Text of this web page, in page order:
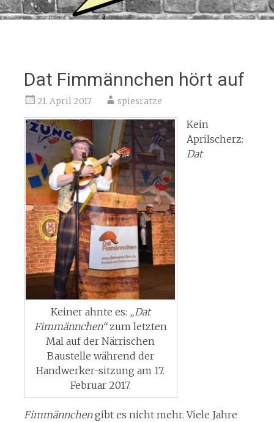
Dat Fimmännchen hört auf
21. April 2017 spiesratze
Keiner ahnte es: „Dat
Fimmännchen“zum letzten
Mal auf der Närrischen
Baustelle während der
Handwerker-sitzung am 17.
Februar 2017.
Kein
Aprilscherz:
Dat
Fimmännchengibt es nicht mehr. Viele Jahre